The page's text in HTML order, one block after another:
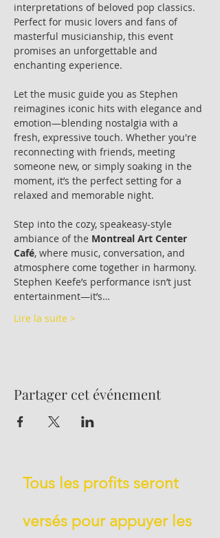
interpretations of beloved pop classics.
Perfect for music lovers and fans of
masterful musicianship, this event
promises an unforgettable and
enchanting experience.
Let the music guide you as Stephen
reimagines iconic hits with elegance and
emotion—blending nostalgia with a
fresh, expressive touch. Whether you're
reconnecting with friends, meeting
someone new, or simply soaking in the
moment, it’s the perfect setting for a
relaxed and memorable night.
Step into the cozy, speakeasy-style
ambiance of the Montreal Art Center
Café, where music, conversation, and
atmosphere come together in harmony.
Stephen Keefe’s performance isn’t just
entertainment—it’s…
Lire la suite >
Partager cet événement
Tous les profits seront
versés pour appuyer les